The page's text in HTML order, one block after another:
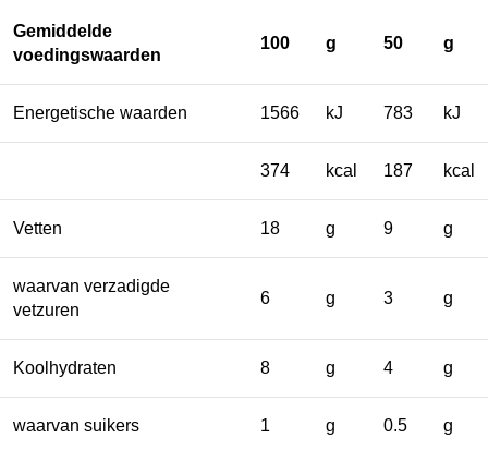
Gemiddelde
voedingswaarden
100 g 50 g
Energetische waarden 1566 kJ 783 kJ
374 kcal 187 kcal
Vetten 18 g 9 g
waarvan verzadigde
vetzuren
6 g 3 g
Koolhydraten 8 g 4 g
waarvan suikers 1 g 0.5 g